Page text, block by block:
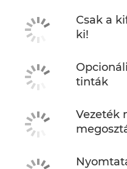
Csak a
ki!
tinták
Vezeték